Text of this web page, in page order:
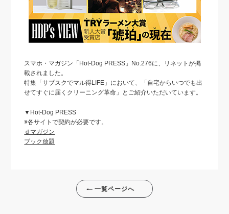
スマホ・マガジン「Hot-Dog PRESS」No.276に、リネットが掲
載されました。
特集「サブスクでマル得LIFE」において、「自宅からいつでも出
せてすぐに届くクリーニング革命」とご紹介いただいています。
▼Hot-Dog PRESS
※各サイトで契約が必要です。
ｄマガジン
ブック放題
一覧ページへ